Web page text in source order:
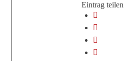
Eintrag teilen